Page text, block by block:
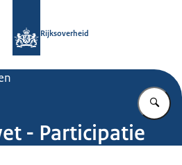
Rijksoverheid
- Participatie